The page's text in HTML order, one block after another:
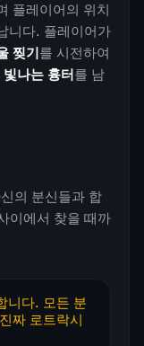
플레이어의 위치
니다. 플레이어가
찢기를 시전하여
빛나는 흉터를 남
의 분신들과 합
이에서 찾을 때까
니다. 모든 분
짜 로트락시